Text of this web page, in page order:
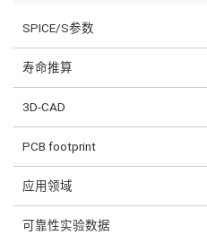
SPICE/S参数
寿命推算
3D-CAD
PCB footprint
应用领域
可靠性实验数据